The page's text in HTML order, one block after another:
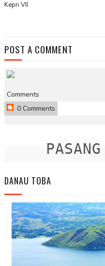
Kepri VII
POST A COMMENT
Comments
0 Comments
DANAU TOBA